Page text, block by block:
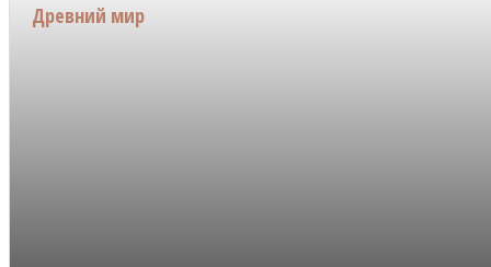
Древний мир